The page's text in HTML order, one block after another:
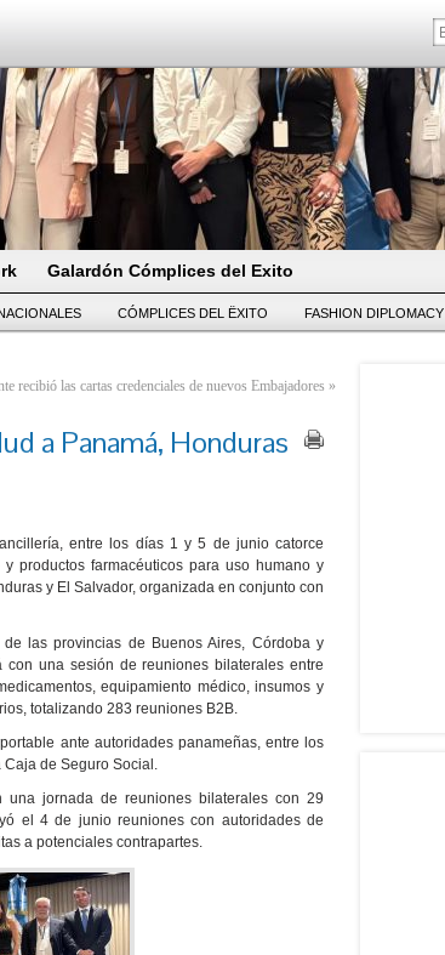
Galardón Cómplices del Exito
CÓMPLICES DEL ËXITO FASHION DIPLOMACY
recibió las cartas credenciales de nuevos Embajadores »
a Panamá, Honduras
entre los días 1 y 5 de junio catorce
productos farmacéuticos para uso humano y
y El Salvador, organizada en conjunto con
las provincias de Buenos Aires, Córdoba y
una sesión de reuniones bilaterales entre
equipamiento médico, insumos y
totalizando 283 reuniones B2B.
ante autoridades panameñas, entre los
de Seguro Social.
jornada de reuniones bilaterales con 29
el 4 de junio reuniones con autoridades de
a potenciales contrapartes.